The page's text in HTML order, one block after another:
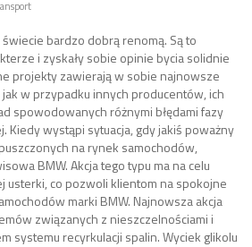
świecie bardzo dobrą renomą. Są to
i zyskały sobie opinie bycia solidnie
projekty zawierają w sobie najnowsze
w przypadku innych producentów, ich
spowodowanych różnymi błędami fazy
Kiedy wystąpi sytuacja, gdy jakiś poważny
na rynek samochodów,
BMW. Akcja tego typu ma na celu
co pozwoli klientom na spokojne
marki BMW. Najnowsza akcja
związanych z nieszczelnościami i
systemu recyrkulacji spalin. Wyciek glikolu